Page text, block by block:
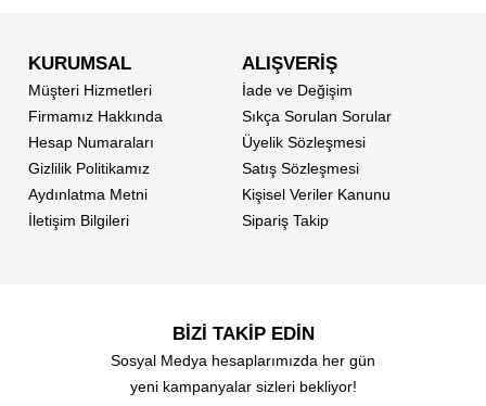
KURUMSAL
Müşteri Hizmetleri
Firmamız Hakkında
Hesap Numaraları
Gizlilik Politikamız
Aydınlatma Metni
İletişim Bilgileri
ALIŞVERİŞ
İade ve Değişim
Sıkça Sorulan Sorular
Üyelik Sözleşmesi
Satış Sözleşmesi
Kişisel Veriler Kanunu
Sipariş Takip
BİZİ TAKİP EDİN
Sosyal Medya hesaplarımızda her gün
yeni kampanyalar sizleri bekliyor!